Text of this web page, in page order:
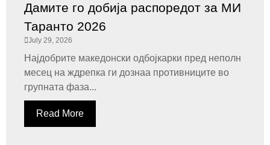
Дамите го добија распоредот за МИ
Таранто 2026
July 29, 2026
Најдобрите македонски одбојкарки пред неполн
месец на ждрепка ги дознаа противниците во
групната фаза...
Read More